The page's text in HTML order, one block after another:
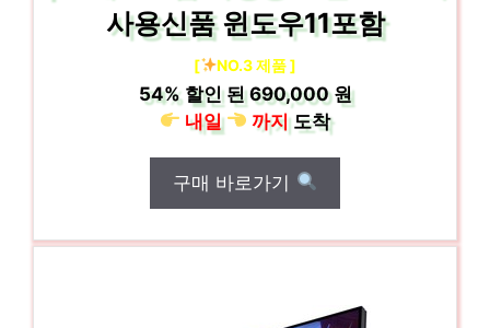
사용신품 윈도우11포함
[ NO.3 제품 ]
54%할인 된690,000 원
내일
까지도착
구매 바로가기